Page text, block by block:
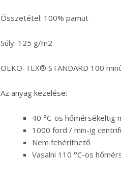
Összetétel: 100% pamut
Súly: 125 g/m2
OEKO-TEX® STANDARD 100
Az anyag kezelése:
40 °C-os hőmérsékeltig
1000 ford / min-ig
Nem fehéríthető
Vasalni 110 °C-os